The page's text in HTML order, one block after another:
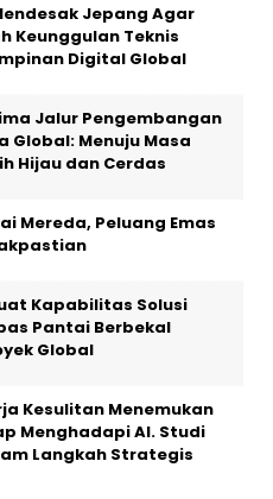
Jepang Agar
Keunggulan Teknis
Digital Global
Jalur Pengembangan
Global: Menuju Masa
Hijau dan Cerdas
Mereda, Peluang Emas
Kapabilitas Solusi
Pantai Berbekal
Global
Kesulitan Menemukan
Menghadapi AI. Studi
Langkah Strategis